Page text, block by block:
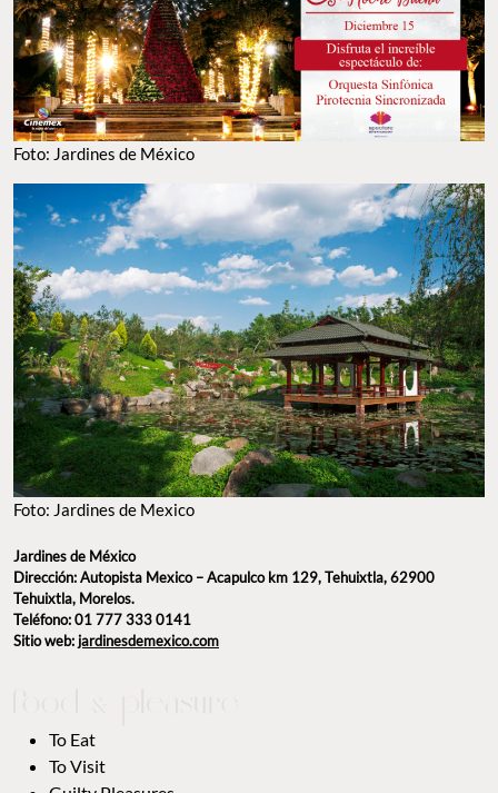
Foto: Jardines de México
Foto: Jardines de Mexico
Jardines de México
Dirección: Autopista Mexico – Acapulco km 129, Tehuixtla, 62900
Tehuixtla, Morelos.
Teléfono: 01 777 333 0141
Sitio web:jardinesdemexico.com
To Eat
To Visit